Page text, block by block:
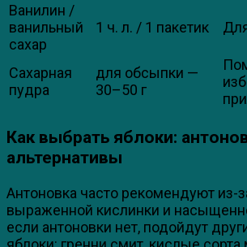
Ванилин /
ванильный
сахар
1 ч. л. / 1 пакетик
Сахарная
пудра
для обсыпки —
30–50 г
Как выбрать яблоки:
альтернативы
Антоновка часто рекомендуют из-
выраженной кислинки и
если антоновки нет, подойдут